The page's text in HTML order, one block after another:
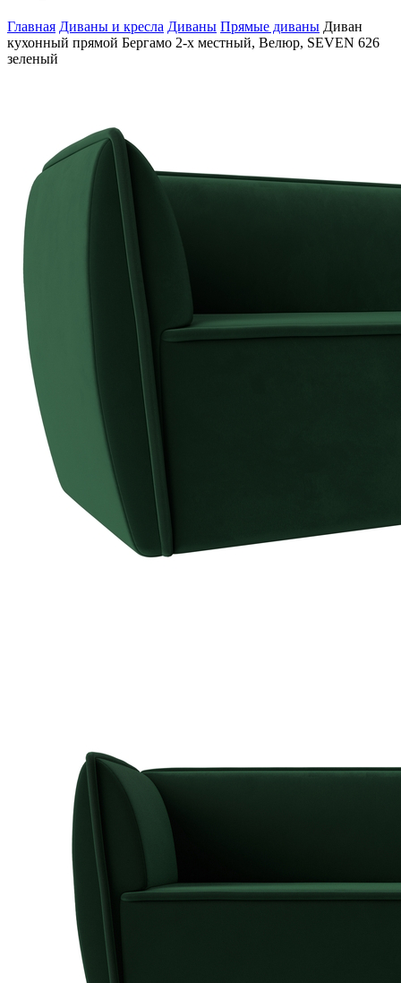
Главная Диваны и кресла Диваны Прямые диваны Диван
кухонный прямой Бергамо 2-х местный, Велюр, SEVEN 626
зеленый